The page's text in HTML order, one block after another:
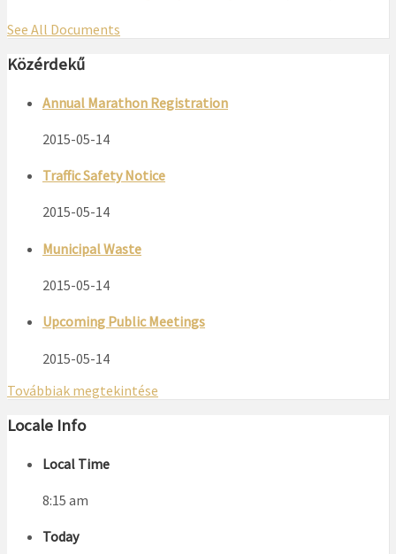
See All Documents
Közérdekű
Annual Marathon Registration
2015-05-14
Traffic Safety Notice
2015-05-14
Municipal Waste
2015-05-14
Upcoming Public Meetings
2015-05-14
Továbbiak megtekintése
Locale Info
Local Time
8:15 am
Today